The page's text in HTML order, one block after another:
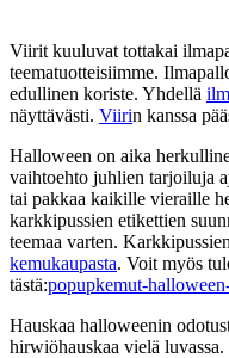
Viirit kuuluvat tottakai
teematuotteisiimme.
edullinen koriste. Yhdellä
näyttävästi. Viirin kanssa
Halloween on aika
vaihtoehto juhlien tarjoiluja
tai pakkaa kaikille vieraille
karkkipussien etikettien
teemaa varten.
kemukaupasta. Voit myös
tästä:popupkemut-
Hauskaa halloweenin
hirwiöhauskaa vielä luvassa.